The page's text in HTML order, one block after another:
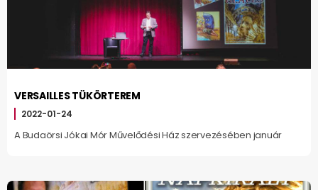
VERSAILLES TÜKÖRTEREM
2022-01-24
A Budaörsi Jókai Mór Művelődési Ház szervezésében január